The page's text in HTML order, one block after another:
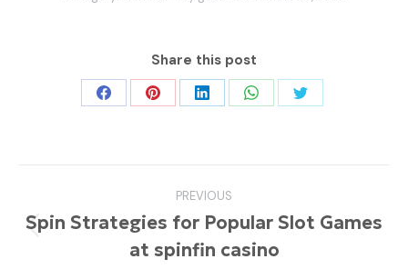
Share this post
Share Share Share Share Share
navigation
PREVIOUS
Previous
post:
Spin Strategies for Popular Slot Games
at spinfin casino